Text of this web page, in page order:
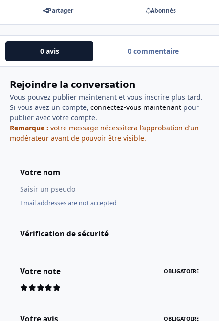
Partager Abonnés
0 avis 0 commentaire
Rejoindre la conversation
Vous pouvez publier maintenant et vous inscrire plus tard.
Si vous avez un compte, connectez-vous maintenantpour
publier avec votre compte.
Remarque : votre message nécessitera l’approbation d’un
modérateur avant de pouvoir être visible.
Votre nom
Email addresses are not accepted
Vérification de sécurité
Votre note OBLIGATOIRE
Votre avis OBLIGATOIRE